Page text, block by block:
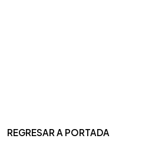
REGRESAR A PORTADA